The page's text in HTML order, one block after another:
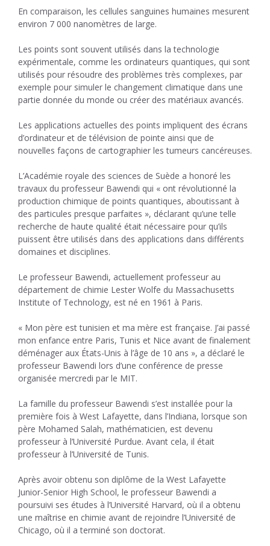
En comparaison, les cellules sanguines humaines mesurent
environ 7 000 nanomètres de large.
Les points sont souvent utilisés dans la technologie
expérimentale, comme les ordinateurs quantiques, qui sont
utilisés pour résoudre des problèmes très complexes, par
exemple pour simuler le changement climatique dans une
partie donnée du monde ou créer des matériaux avancés.
Les applications actuelles des points impliquent des écrans
d’ordinateur et de télévision de pointe ainsi que de
nouvelles façons de cartographier les tumeurs cancéreuses.
L’Académie royale des sciences de Suède a honoré les
travaux du professeur Bawendi qui « ont révolutionné la
production chimique de points quantiques, aboutissant à
des particules presque parfaites », déclarant qu’une telle
recherche de haute qualité était nécessaire pour qu’ils
puissent être utilisés dans des applications dans différents
domaines et disciplines.
Le professeur Bawendi, actuellement professeur au
département de chimie Lester Wolfe du Massachusetts
Institute of Technology, est né en 1961 à Paris.
« Mon père est tunisien et ma mère est française. J’ai passé
mon enfance entre Paris, Tunis et Nice avant de finalement
déménager aux États-Unis à l’âge de 10 ans », a déclaré le
professeur Bawendi lors d’une conférence de presse
organisée mercredi par le MIT.
La famille du professeur Bawendi s’est installée pour la
première fois à West Lafayette, dans l’Indiana, lorsque son
père Mohamed Salah, mathématicien, est devenu
professeur à l’Université Purdue. Avant cela, il était
professeur à l’Université de Tunis.
Après avoir obtenu son diplôme de la West Lafayette
Junior-Senior High School, le professeur Bawendi a
poursuivi ses études à l’Université Harvard, où il a obtenu
une maîtrise en chimie avant de rejoindre l’Université de
Chicago, où il a terminé son doctorat.